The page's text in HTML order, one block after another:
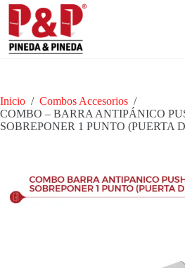
Saltar
contenido
Inicio / Combos Accesorios /
COMBO – BARRA ANTIPÁNICO
SOBREPONER 1 PUNTO (PUERTA